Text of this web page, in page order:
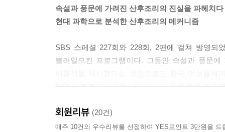
한 병원의 설문조사 결과, 출산 후의 여성들이 가
다.
분만 직후 산모의 체중은 아기와 양수, 태반 등이
먹고 잘 쉬어야 한다는 잘못된 인식 때문인 경우
산후비만은 단지 외적인 체형의 변화뿐 아니라 여
하지 않는 식습관이 가장 중요하다.
속설과 풍문에 가려진 산후조리의 진실을 파헤치다
현대 과학으로 분석한 산후조리의 메커니즘
SBS 스페셜 227회와 228회, 2편에 걸쳐 방영되
불러일으킨 프로그램이다. 그동안 속설과 풍문
많았고 블로그와 커뮤니티 게시판 등을 통해 방송
물론, 방송에서 미처 보여주지 못한 유용한 정보
친절한 안내서 역할을 한다.
회원리뷰 (20건)
매주 10건의 우수리뷰를 선정하여 YES포인트 3만원을 드